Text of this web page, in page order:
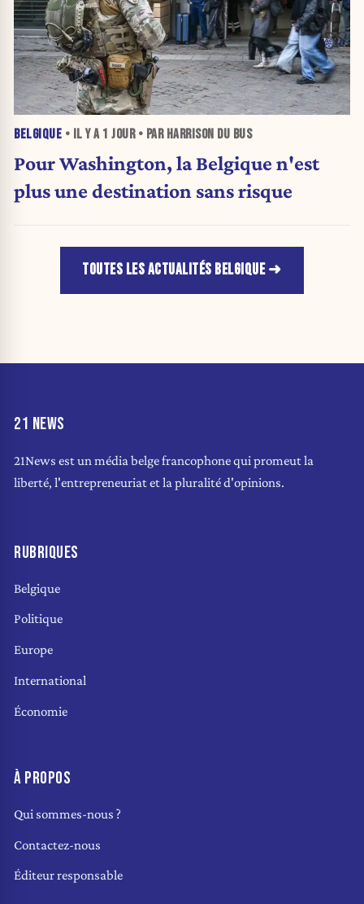
BELGIQUE • IL Y A 1 JOUR• PAR HARRISON DU BUS
Pour Washington, la Belgique n'est
plus une destination sans risque
TOUTES LES ACTUALITÉS BELGIQUE
21 NEWS
21News est un média belge francophone qui promeut la
liberté, l'entrepreneuriat et la pluralité d'opinions.
RUBRIQUES
Belgique
Politique
Europe
International
Économie
À PROPOS
Qui sommes-nous ?
Contactez-nous
Éditeur responsable